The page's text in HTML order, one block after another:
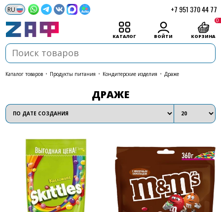
+7 951 370 44 77
КАТАЛОГ ВОЙТИ КОРЗИНА
0
каталог товаров • Продукты питания • Кондитерские изделия • Драже
ДРАЖЕ